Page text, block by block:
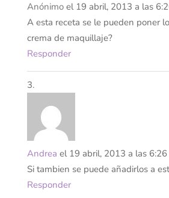
Anónimo el 19 abril, 2013 a las
A esta receta se le pueden poner
crema de maquillaje?
Responder
Andrea el 19 abril, 2013 a las
Si tambien se puede añadirlos a
Responder